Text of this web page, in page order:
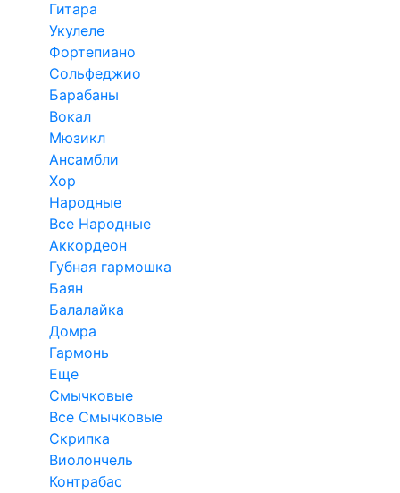
Гитара
Укулеле
Фортепиано
Сольфеджио
Барабаны
Вокал
Мюзикл
Ансамбли
Хор
Народные
Все Народные
Аккордеон
Губная гармошка
Баян
Балалайка
Домра
Гармонь
Еще
Смычковые
Все Смычковые
Скрипка
Виолончель
Контрабас